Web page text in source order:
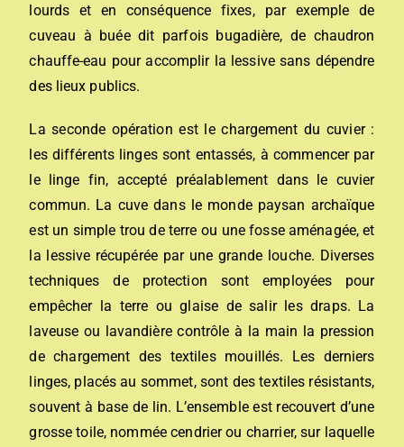
lourds et en conséquence fixes, par exemple de
cuveau à buée dit parfois bugadière, de chaudron
chauffe-eau pour accomplir la lessive sans dépendre
des lieux publics.
La seconde opération est le chargement du cuvier :
les différents linges sont entassés, à commencer par
le linge fin, accepté préalablement dans le cuvier
commun. La cuve dans le monde paysan archaïque
est un simple trou de terre ou une fosse aménagée, et
la lessive récupérée par une grande louche. Diverses
techniques de protection sont employées pour
empêcher la terre ou glaise de salir les draps. La
laveuse ou lavandière contrôle à la main la pression
de chargement des textiles mouillés. Les derniers
linges, placés au sommet, sont des textiles résistants,
souvent à base de lin. L’ensemble est recouvert d’une
grosse toile, nommée cendrier ou charrier, sur laquelle